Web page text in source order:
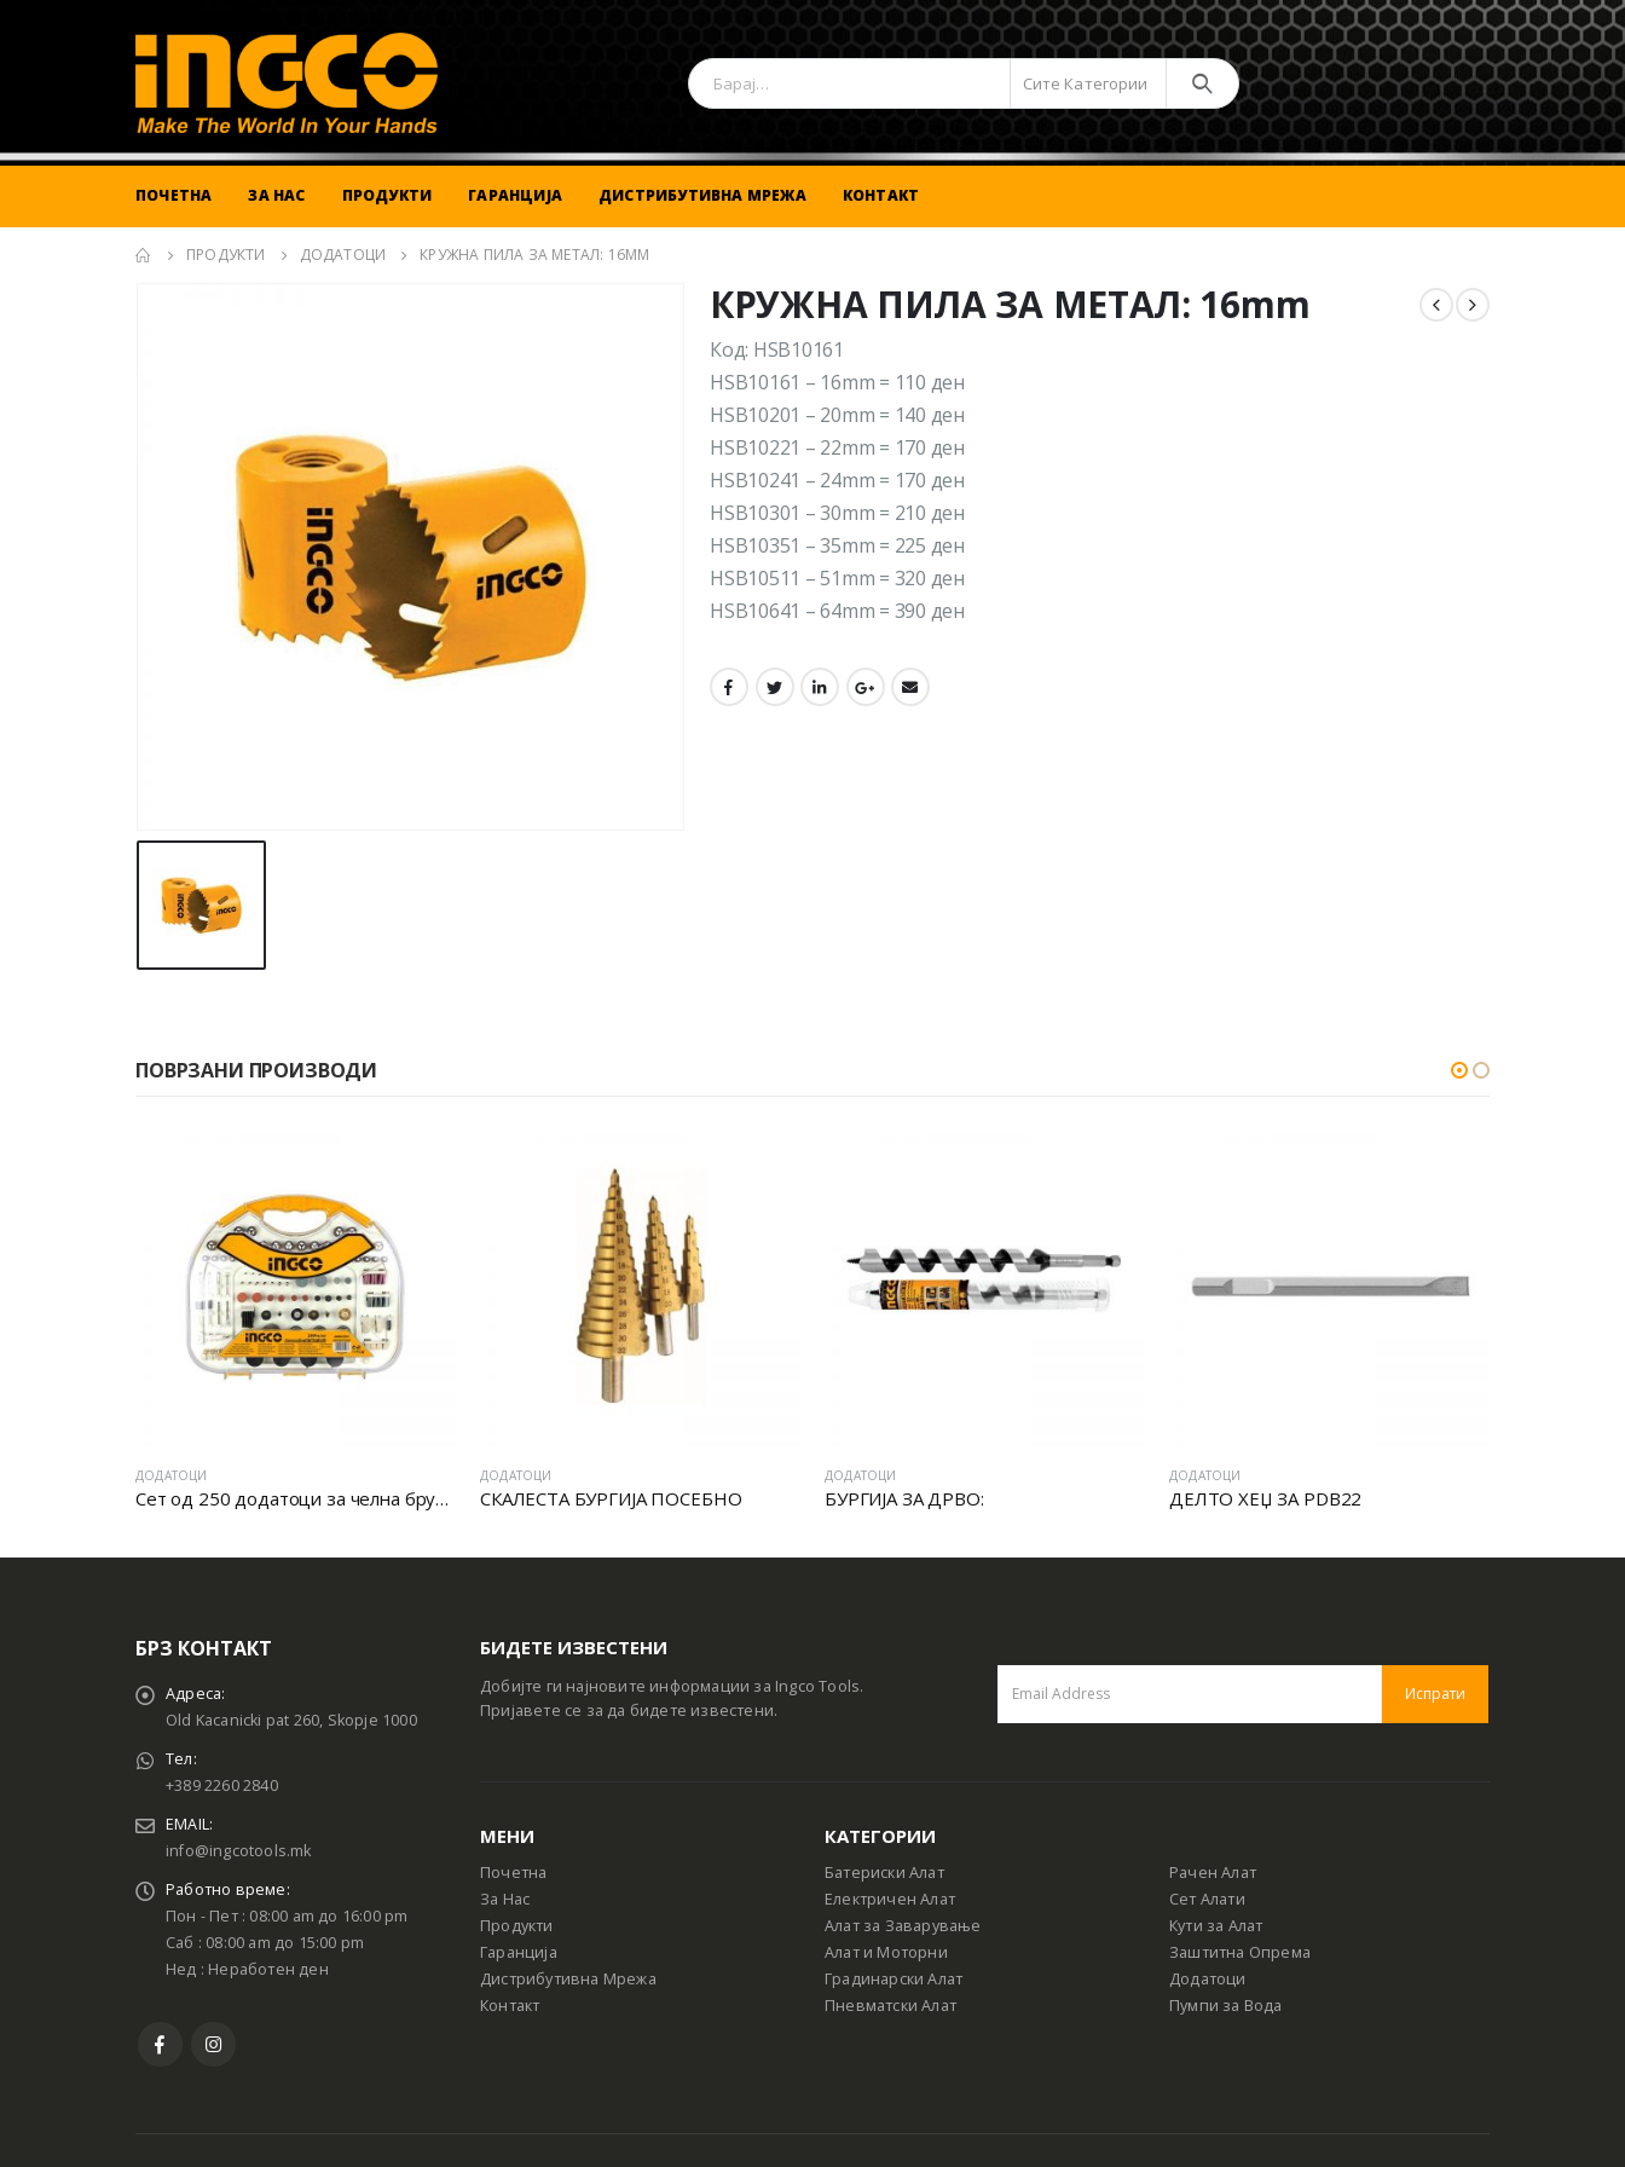
Сите Категории
ПОЧЕТНА ЗА НАС ПРОДУКТИ ГАРАНЦИЈА ДИСТРИБУТИВНА МРЕЖА КОНТАКТ
ПРОДУКТИ ДОДАТОЦИ КРУЖНА ПИЛА ЗА МЕТАЛ: 16MM
КРУЖНА ПИЛА ЗА МЕТАЛ: 16mm
Код: HSB10161
HSB10161 – 16mm = 110 ден
HSB10201 – 20mm = 140 ден
HSB10221 – 22mm = 170 ден
HSB10241 – 24mm = 170 ден
HSB10301 – 30mm = 210 ден
HSB10351 – 35mm = 225 ден
HSB10511 – 51mm = 320 ден
HSB10641 – 64mm = 390 ден
ПОВРЗАНИ ПРОИЗВОДИ
ДОДАТОЦИ
Сет од 250 додатоци за челна брусилка
ДОДАТОЦИ
СКАЛЕСТА БУРГИЈА ПОСЕБНО
ДОДАТОЦИ
БУРГИЈА ЗА ДРВО:
ДОДАТОЦИ
ДЕЛТО ХЕЏ ЗА PDB22
БРЗ КОНТАКТ
Адреса:
Old Kacanicki pat 260, Skopje 1000
Тел:
+389 2260 2840
EMAIL:
info@ingcotools.mk
Работно време:
Пон - Пет : 08:00 am до 16:00 pm
Саб : 08:00 am до 15:00 pm
Нед : Неработен ден
БИДЕТЕ ИЗВЕСТЕНИ
Добијте ги најновите информации за Ingco Tools.
Пријавете се за да бидете известени.
МЕНИ
Почетна
За Нас
Продукти
Гаранција
Дистрибутивна Мрежа
Контакт
КАТЕГОРИИ
Батериски Алат
Електричен Алат
Алат за Заварување
Алат и Моторни
Градинарски Алат
Пневматски Алат
Рачен Алат
Сет Алати
Кути за Алат
Заштитна Опрема
Додатоци
Пумпи за Вода